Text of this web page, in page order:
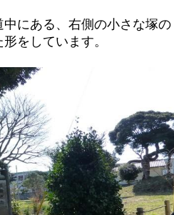
にある、右側の小さな塚の
をしています。